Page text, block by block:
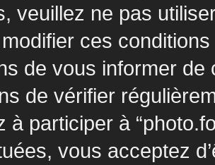
veuillez ne pas
ces
de vous informer
de vérifier
à participer à
vous acceptez